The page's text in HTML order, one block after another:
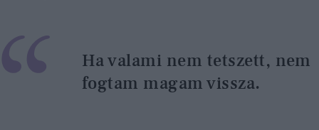
Ha valami nem tetszett, nem
fogtam magam vissza.